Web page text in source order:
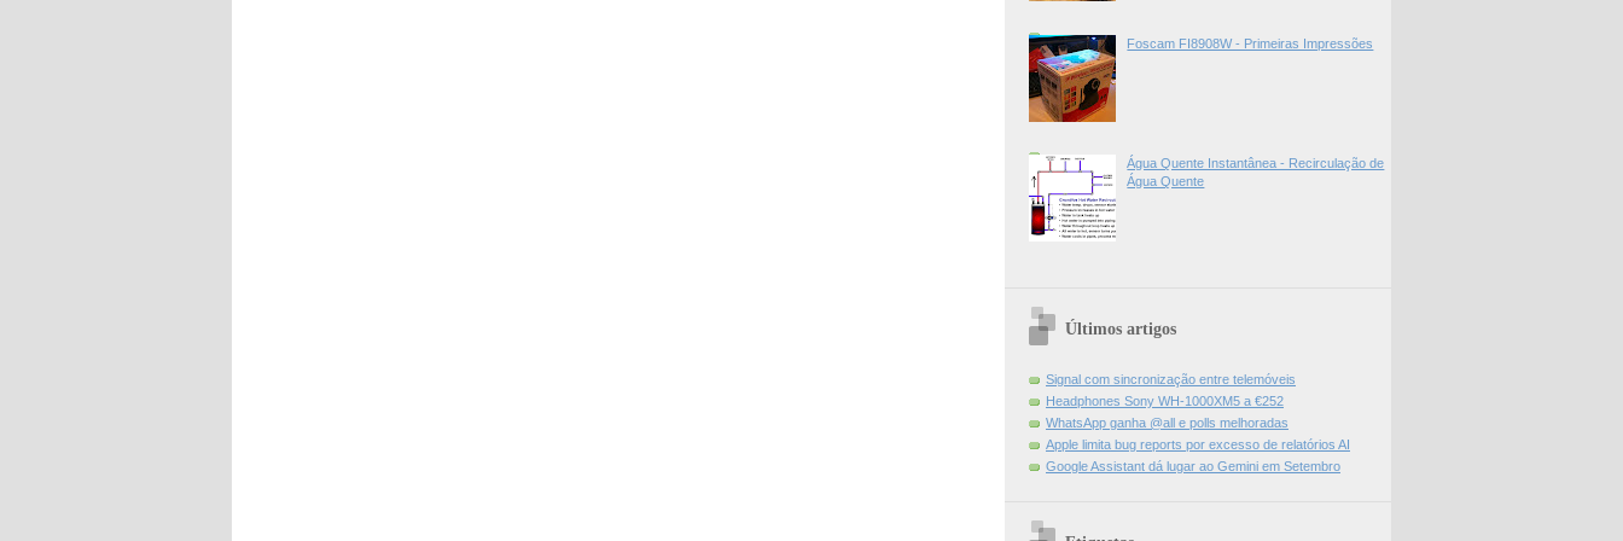
Foscam FI8908W - Primeiras Impressões
Água Quente Instantânea - Recirculação de
Água Quente
Últimos artigos
Signal com sincronização entre telemóveis
Headphones Sony WH-1000XM5 a €252
WhatsApp ganha @all e polls melhoradas
Apple limita bug reports por excesso de relatórios AI
Google Assistant dá lugar ao Gemini em Setembro